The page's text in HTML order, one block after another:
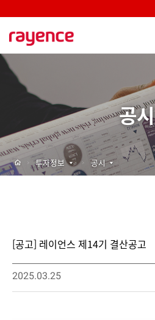
공시
[공고] 레이언스 제14기 결산공고
2025.03.25